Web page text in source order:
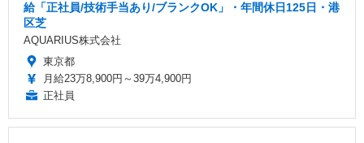
給「正社員/技術手当あり/ブランクOK」・年間休日125日・港
区芝
AQUARIUS株式会社
東京都
月給23万8,900円～39万4,900円
正社員